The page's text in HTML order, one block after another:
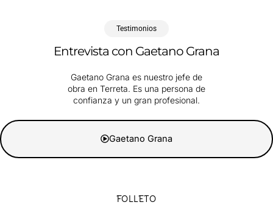
Entrevista con Gaetano Grana
Testimonios
Gaetano Grana es nuestro jefe de
obra en Terreta. Es una persona de
confianza y un gran profesional.
Gaetano Grana
FOLLETO